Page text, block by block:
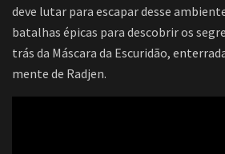
deve lutar para escapar desse
batalhas épicas para descobrir os
trás da Máscara da Escuridão,
mente de Radjen.